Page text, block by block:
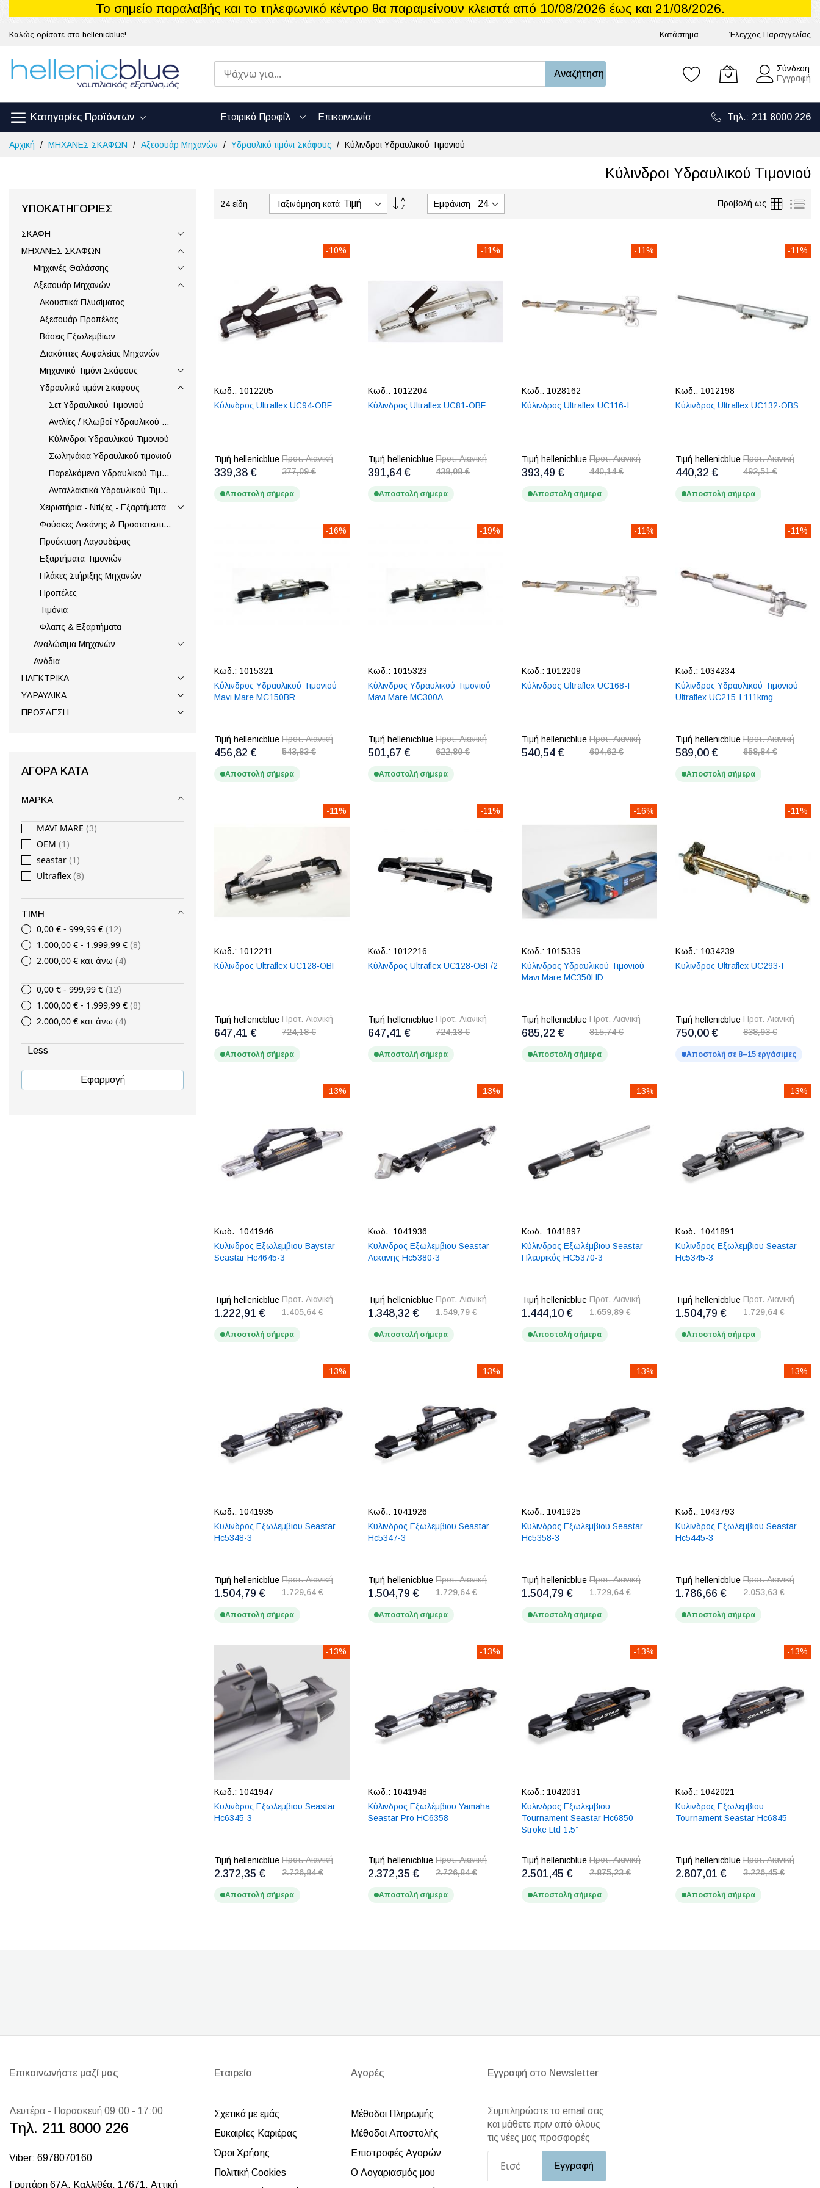
Το σημείο παραλαβής και το τηλεφωνικό κέντρο θα παραμείνουν κλειστά από 10/08/2026 έως και 21/08/2026.
Καλώς ορίσατε στο hellenicblue! Κατάστημα Έλεγχος Παραγγελίας
Κατηγορίες Προϊόντων
Αναζήτηση
Το καλάθι μουΣύνδεση
Εγγραφή
Εταιρικό Προφίλ Επικοινωνία Τηλ.: 211 8000 226
Μετάβαση
στο
Αρχική ΜΗΧΑΝΕΣ ΣΚΑΦΩΝ Αξεσουάρ Μηχανών Υδραυλικό τιμόνι Σκάφους Κύλινδροι Υδραυλικού Τιμονιού
Κύλινδροι Υδραυλικού Τιμονιού
24 είδη Ταξινόμηση κατά
Φθίνουσα
ταξινόμηση
Εμφάνιση Προβολή ως Πλέγμα
-10%
Κωδ.: 1012205
Κύλινδρος Ultraflex UC94-OBF
Τιμή hellenicblue
339,38 €
Προτ. Λιανική
377,09 €
Αποστολή σήμερα
-11%
Κωδ.: 1012204
Κύλινδρος Ultraflex UC81-OBF
Τιμή hellenicblue
391,64 €
Προτ. Λιανική
438,08 €
Αποστολή σήμερα
-11%
Κωδ.: 1028162
Κύλινδρος Ultraflex UC116-I
Τιμή hellenicblue
393,49 €
Προτ. Λιανική
440,14 €
Αποστολή σήμερα
-11%
Κωδ.: 1012198
Κύλινδρος Ultraflex UC132-OBS
Τιμή hellenicblue
440,32 €
Προτ. Λιανική
492,51 €
Αποστολή σήμερα
-16%
Κωδ.: 1015321
Κύλινδρος Υδραυλικού Τιμονιού
Mavi Mare MC150BR
Τιμή hellenicblue
456,82 €
Προτ. Λιανική
543,83 €
Αποστολή σήμερα
-19%
Κωδ.: 1015323
Κύλινδρος Υδραυλικού Τιμονιού
Mavi Mare MC300A
Τιμή hellenicblue
501,67 €
Προτ. Λιανική
622,80 €
Αποστολή σήμερα
-11%
Κωδ.: 1012209
Κύλινδρος Ultraflex UC168-I
Τιμή hellenicblue
540,54 €
Προτ. Λιανική
604,62 €
-11%
Κωδ.: 1034234
Κύλινδρος Υδραυλικού Τιμονιού
Ultraflex UC215-I 111kmg
Τιμή hellenicblue
589,00 €
Προτ. Λιανική
658,84 €
Αποστολή σήμερα
-11%
Κωδ.: 1012211
Κύλινδρος Ultraflex UC128-OBF
Τιμή hellenicblue
647,41 €
Προτ. Λιανική
724,18 €
Αποστολή σήμερα
-11%
Κωδ.: 1012216
Κύλινδρος Ultraflex UC128-OBF/2
Τιμή hellenicblue
647,41 €
Προτ. Λιανική
724,18 €
Αποστολή σήμερα
-16%
Κωδ.: 1015339
Κύλινδρος Υδραυλικού Τιμονιού
Mavi Mare MC350HD
Τιμή hellenicblue
685,22 €
Προτ. Λιανική
815,74 €
Αποστολή σήμερα
-11%
Κωδ.: 1034239
Κυλινδρος Ultraflex UC293-I
Τιμή hellenicblue
750,00 €
Προτ. Λιανική
838,93 €
Αποστολή σε 8–15 εργάσιμες
-13%
Κωδ.: 1041946
Κυλινδρος Εξωλεμβιου Baystar
Seastar Hc4645-3
Τιμή hellenicblue
1.222,91 €
Προτ. Λιανική
1.405,64 €
Αποστολή σήμερα
-13%
Κωδ.: 1041936
Κυλινδρος Εξωλεμβιου Seastar
Λεκανης Hc5380-3
Τιμή hellenicblue
1.348,32 €
Προτ. Λιανική
1.549,79 €
Αποστολή σήμερα
-13%
Κωδ.: 1041897
Κύλινδρος Εξωλέμβιου Seastar
Πλευρικός HC5370-3
Τιμή hellenicblue
1.444,10 €
Προτ. Λιανική
1.659,89 €
Αποστολή σήμερα
-13%
Κωδ.: 1041891
Κυλινδρος Εξωλεμβιου Seastar
Hc5345-3
Τιμή hellenicblue
1.504,79 €
Προτ. Λιανική
1.729,64 €
Αποστολή σήμερα
-13%
Κωδ.: 1041935
Κυλινδρος Εξωλεμβιου Seastar
Hc5348-3
Τιμή hellenicblue
1.504,79 €
Προτ. Λιανική
1.729,64 €
Αποστολή σήμερα
-13%
Κωδ.: 1041926
Κυλινδρος Εξωλεμβιου Seastar
Hc5347-3
Τιμή hellenicblue
1.504,79 €
Προτ. Λιανική
1.729,64 €
Αποστολή σήμερα
-13%
Κωδ.: 1041925
Κυλινδρος Εξωλεμβιου Seastar
Hc5358-3
Τιμή hellenicblue
1.504,79 €
Προτ. Λιανική
1.729,64 €
Αποστολή σήμερα
-13%
Κωδ.: 1043793
Κυλινδρος Εξωλεμβιου Seastar
Hc5445-3
Τιμή hellenicblue
1.786,66 €
Προτ. Λιανική
2.053,63 €
Αποστολή σήμερα
-13%
Κωδ.: 1041947
Κυλινδρος Εξωλεμβιου Seastar
Hc6345-3
Τιμή hellenicblue
2.372,35 €
Προτ. Λιανική
2.726,84 €
Αποστολή σήμερα
-13%
Κωδ.: 1041948
Κύλινδρος Εξωλέμβιου Yamaha
Seastar Pro HC6358
Τιμή hellenicblue
2.372,35 €
Προτ. Λιανική
2.726,84 €
Αποστολή σήμερα
-13%
Κωδ.: 1042031
Κυλινδρος Εξωλεμβιου
Tournament Seastar Hc6850
Stroke Ltd 1.5”
Τιμή hellenicblue
2.501,45 €
Προτ. Λιανική
2.875,23 €
Αποστολή σήμερα
-13%
Κωδ.: 1042021
Κυλινδρος Εξωλεμβιου
Tournament Seastar Hc6845
Τιμή hellenicblue
2.807,01 €
Προτ. Λιανική
3.226,45 €
Αποστολή σήμερα
ΥΠΟΚΑΤΗΓΟΡΊΕΣ
ΣΚΑΦΗ
ΜΗΧΑΝΕΣ ΣΚΑΦΩΝ
Μηχανές Θαλάσσης
Αξεσουάρ Μηχανών
Ακουστικά Πλυσίματος
Αξεσουάρ Προπέλας
Βάσεις Εξωλεμβίων
Διακόπτες Ασφαλείας Μηχανών
Μηχανικό Τιμόνι Σκάφους
Υδραυλικό τιμόνι Σκάφους
Σετ Υδραυλικού Τιμονιού
Αντλίες / Κλωβοί Υδραυλικού Τιμονιού
Κύλινδροι Υδραυλικού Τιμονιού
Σωληνάκια Υδραυλικού τιμονιού
Παρελκόμενα Υδραυλικού Τιμονιού
Ανταλλακτικά Υδραυλικού Τιμονιού
Χειριστήρια - Ντίζες - Εξαρτήματα
Φούσκες Λεκάνης & Προστατευτικά Ντιζών
Προέκταση Λαγουδέρας
Εξαρτήματα Τιμονιών
Πλάκες Στήριξης Μηχανών
Προπέλες
Τιμόνια
Φλαπς & Εξαρτήματα
Αναλώσιμα Μηχανών
Ανόδια
ΗΛΕΚΤΡΙΚΑ
ΥΔΡΑΥΛΙΚΑ
ΠΡΟΣΔΕΣΗ
ΑΓΟΡΆ ΚΑΤΆ
ΜΆΡΚΑ
MAVI MARE 3
OEM 1
seastar 1
Ultraflex 8
ΤΙΜΉ
0,00 € - 999,99 € 12
1.000,00 € - 1.999,99 € 8
2.000,00 € και άνω 4
0,00 € - 999,99 € 12
1.000,00 € - 1.999,99 € 8
2.000,00 € και άνω 4
Less
Εφαρμογή
Επικοινωνήστε μαζί μας
Δευτέρα - Παρασκευή 09:00 - 17:00
Τηλ. 211 8000 226
Viber: 6978070160
Γρυπάρη 67Α, Καλλιθέα, 17671, Αττική
Εταιρεία
Σχετικά με εμάς
Ευκαιρίες Καριέρας
Όροι Χρήσης
Πολιτική Cookies
Αγορές
Μέθοδοι Πληρωμής
Μέθοδοι Αποστολής
Επιστροφές Αγορών
Ο Λογαριασμός μου
Εγγραφή στο Newsletter
Συμπληρώστε το email σας
και μάθετε πριν από όλους
τις νέες μας προσφορές
Εγγραφή